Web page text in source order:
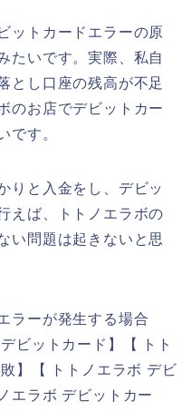
ットカードエラーの原
たいです。実際、私自
とし口座の残高が不足
のお店でデビットカー
です。
りと入金をし、デビッ
えば、トトノエラボの
い問題は起きないと思
ラーが発生する場合
ビットカード】【 トト
】【 トトノエラボ デビ
エラボ デビットカー